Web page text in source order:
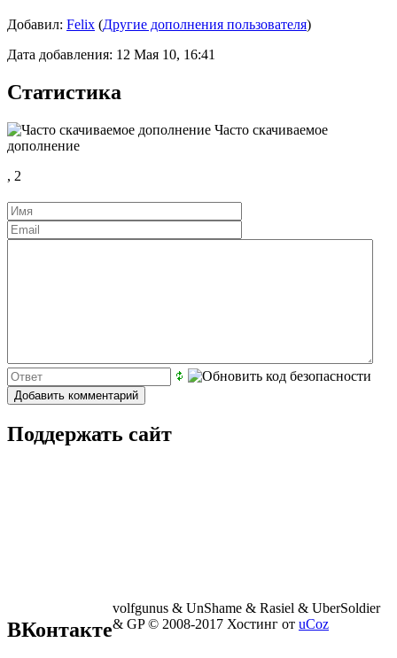
Добавил: Felix (Другие дополнения пользователя)
Дата добавления: 12 Мая 10, 16:41
Статистика
Часто скачиваемое
дополнение
, 2
Поддержать сайт
ВКонтакте
volfgunus & UnShame & Rasiel & UberSoldier
& GP © 2008-2017 Хостинг от uCoz